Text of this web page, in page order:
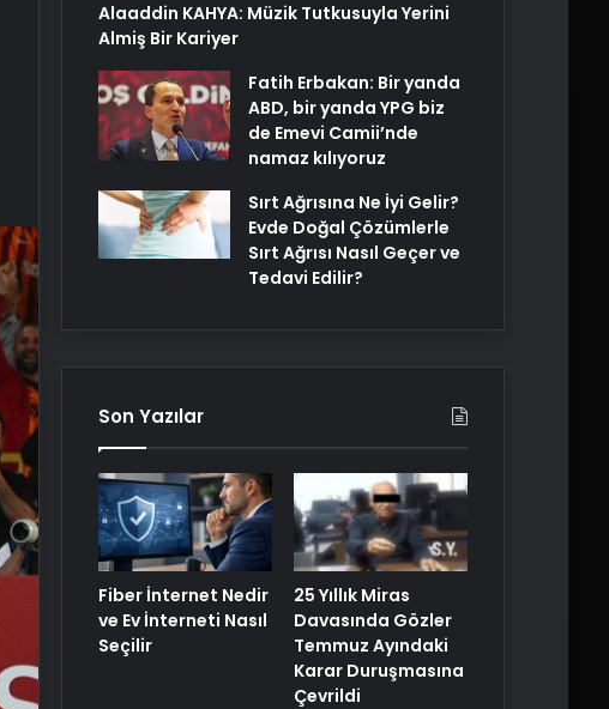
Alaaddin KAHYA: Müzik Tutkusuyla Yerini
Almiş Bir Kariyer
Fatih Erbakan: Bir yanda
ABD, bir yanda YPG biz
de Emevi Camii’nde
namaz kılıyoruz
Sırt Ağrısına Ne İyi Gelir?
Evde Doğal Çözümlerle
Sırt Ağrısı Nasıl Geçer ve
Tedavi Edilir?
Son Yazılar
Fiber İnternet Nedir
ve Ev İnterneti Nasıl
Seçilir
25 Yıllık Miras
Davasında Gözler
Temmuz Ayındaki
Karar Duruşmasına
Çevrildi